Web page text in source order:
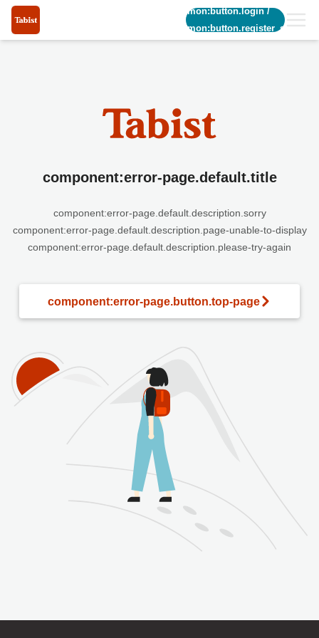
common:button.login/
common:button.register_short
component:error-page.default.title
component:error-page.default.description.sorry
component:error-page.default.description.page-unable-to-display
component:error-page.default.description.please-try-again
component:error-page.button.top-page